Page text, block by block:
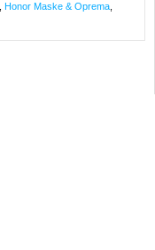
Honor Maske & Oprema